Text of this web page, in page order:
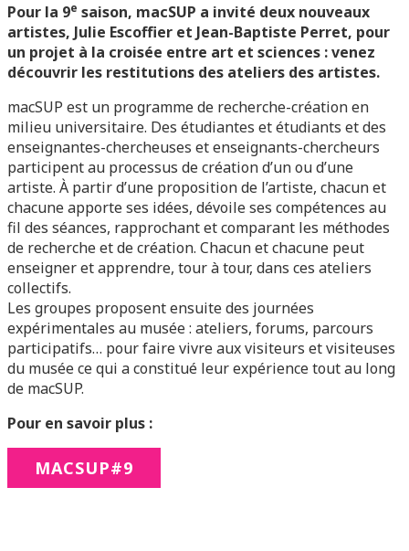
Pour la 9e saison, macSUP a invité deux nouveaux
artistes, Julie Escoffier et Jean-Baptiste Perret, pour
un projet à la croisée entre art et sciences : venez
découvrir les restitutions des ateliers des artistes.
macSUP est un programme de recherche-création en
milieu universitaire. Des étudiantes et étudiants et des
enseignantes-chercheuses et enseignants-chercheurs
participent au processus de création d’un ou d’une
artiste. À partir d’une proposition de l’artiste, chacun et
chacune apporte ses idées, dévoile ses compétences au
fil des séances, rapprochant et comparant les méthodes
de recherche et de création. Chacun et chacune peut
enseigner et apprendre, tour à tour, dans ces ateliers
collectifs.
Les groupes proposent ensuite des journées
expérimentales au musée : ateliers, forums, parcours
participatifs… pour faire vivre aux visiteurs et visiteuses
du musée ce qui a constitué leur expérience tout au long
de macSUP.
Pour en savoir plus :
MACSUP#9